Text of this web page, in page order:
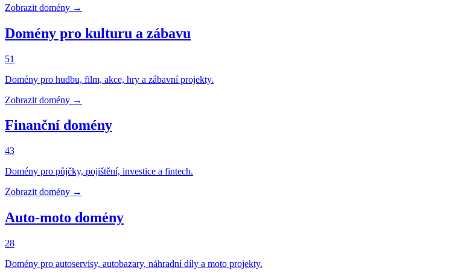
Zobrazit domény →
Domény pro kulturu a zábavu
51
Domény pro hudbu, film, akce, hry a zábavní projekty.
Zobrazit domény →
Finanční domény
43
Domény pro půjčky, pojištění, investice a fintech.
Zobrazit domény →
Auto-moto domény
28
Domény pro autoservisy, autobazary, náhradní díly a moto projekty.